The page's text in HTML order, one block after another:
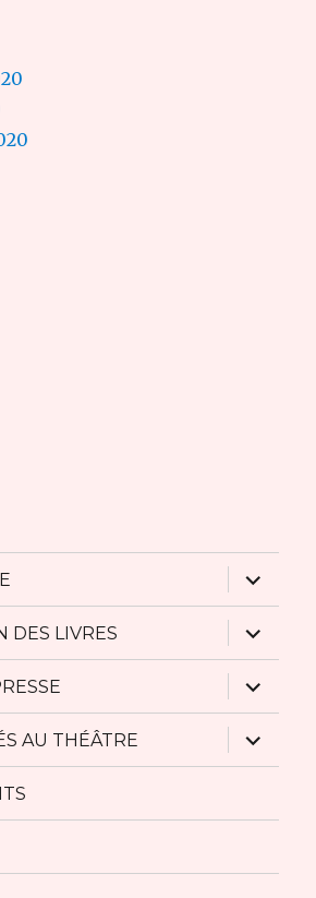
ouvrir
le
sous-
menu
DES LIVRES
ouvrir
le
sous-
menu
ouvrir
le
sous-
menu
AU THÉÂTRE
ouvrir
le
sous-